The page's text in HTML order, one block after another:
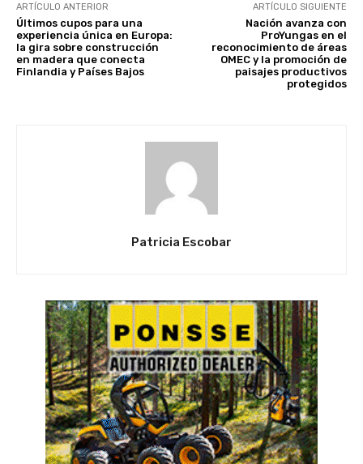
ARTÍCULO ANTERIOR
Últimos cupos para una
experiencia única en Europa:
la gira sobre construcción
en madera que conecta
Finlandia y Países Bajos
ARTÍCULO SIGUIENTE
Nación avanza con
ProYungas en el
reconocimiento de áreas
OMEC y la promoción de
paisajes productivos
protegidos
Patricia Escobar